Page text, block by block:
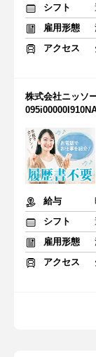
シフト
雇用形態
アクセス
株式会社ニッソ
給与
シフト
雇用形態
アクセス